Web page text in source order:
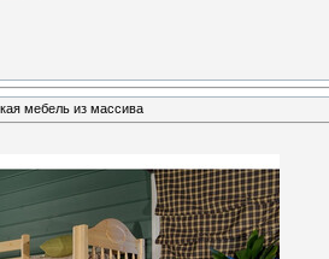
мебель из массива